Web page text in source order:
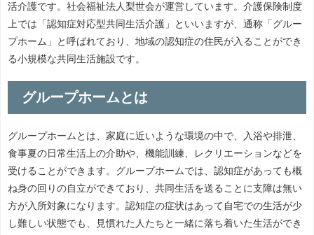
活介護です。社会福祉法人梨世会が運営しています。介護保険制度
上では「認知症対応型共同生活介護」といいますが、通称「グルー
プホーム」と呼ばれており、地域の認知症の住民が入ることができ
る小規模な共同生活施設です。
グループホームとは
グループホームとは、家庭に近いような環境の中で、入浴や排泄、
食事夏の日常生活上の介助や、機能訓練、レクリエーションなどを
受けることができます。グループホームでは、認知症があっても概
ね身の回りの自立ができており、共同生活を送ることに支障は無い
方が入所対象になります。認知症の症状はあって自宅での生活が少
し難しい状態でも、見慣れた人たちと一緒に落ち着いた生活ができ